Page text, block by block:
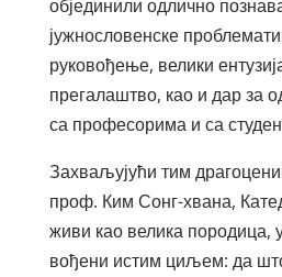
објединили одлично
јужнословенске
руковођење, велики
прегалаштво, као и дар за
са професорима и са
Захваљујући тим
проф. Ким Сонг-хвана,
живи као велика породица, у
вођени истим циљем: да